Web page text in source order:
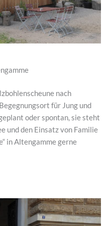
nach
für Jung und
oder spontan, sie steht
und den Einsatz von Familie
in Altengamme gerne